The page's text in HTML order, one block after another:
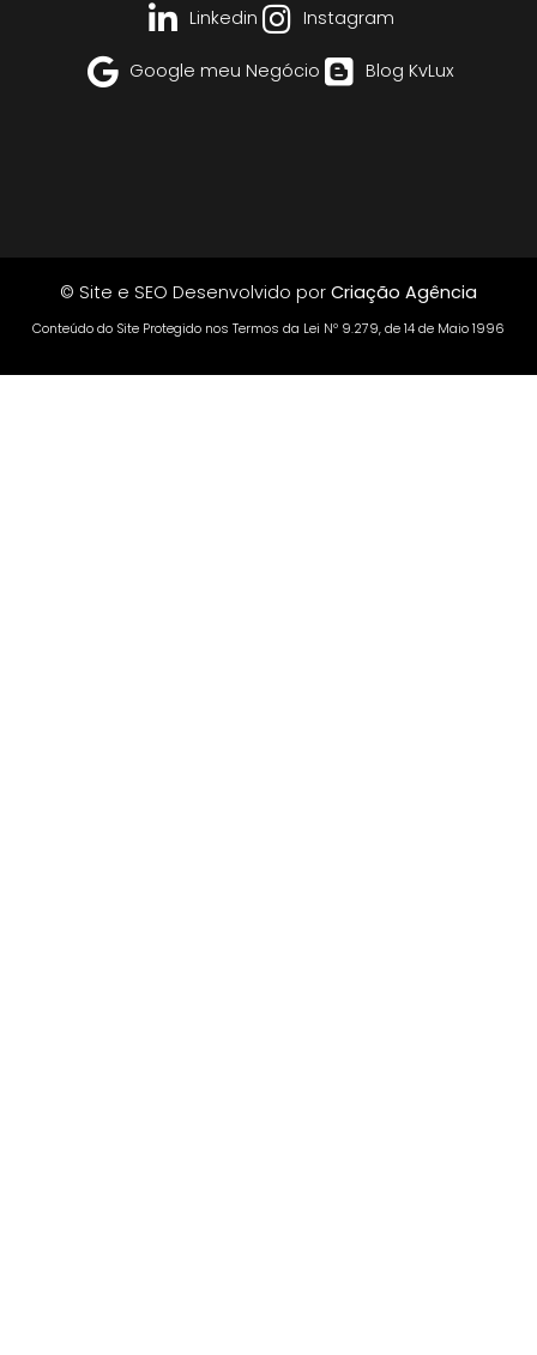
Linkedin Instagram
Google meu Negócio Blog KvLux
© Site e SEO Desenvolvido por Criação Agência
Conteúdo do Site Protegido nos Termos da Lei Nº 9.279, de 14 de Maio 1996